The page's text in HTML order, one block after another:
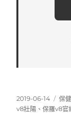
發
佈
2019-06-14
分
類
保
v8壯陽 、保羅v8官